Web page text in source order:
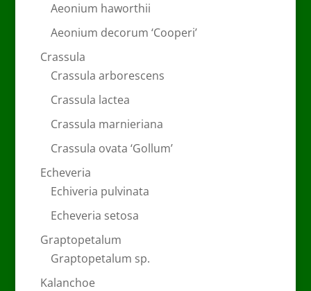
Aeonium haworthii
Aeonium decorum ‘Cooperi’
Crassula
Crassula arborescens
Crassula lactea
Crassula marnieriana
Crassula ovata ‘Gollum’
Echeveria
Echiveria pulvinata
Echeveria setosa
Graptopetalum
Graptopetalum sp.
Kalanchoe